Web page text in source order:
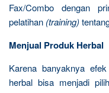
Fax/Combo dengan
pelatihan (training)
Menjual Produk Herbal
Karena banyaknya
herbal bisa menjadi